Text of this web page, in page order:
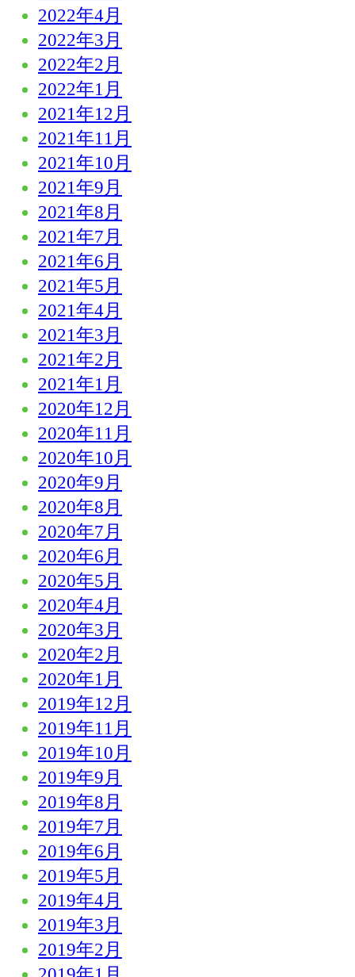
2022年4月
2022年3月
2022年2月
2022年1月
2021年12月
2021年11月
2021年10月
2021年9月
2021年8月
2021年7月
2021年6月
2021年5月
2021年4月
2021年3月
2021年2月
2021年1月
2020年12月
2020年11月
2020年10月
2020年9月
2020年8月
2020年7月
2020年6月
2020年5月
2020年4月
2020年3月
2020年2月
2020年1月
2019年12月
2019年11月
2019年10月
2019年9月
2019年8月
2019年7月
2019年6月
2019年5月
2019年4月
2019年3月
2019年2月